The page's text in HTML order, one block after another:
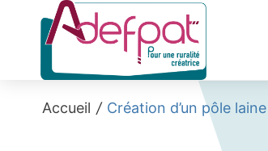
Accueil / Création d’un pôle
Cookies management panel